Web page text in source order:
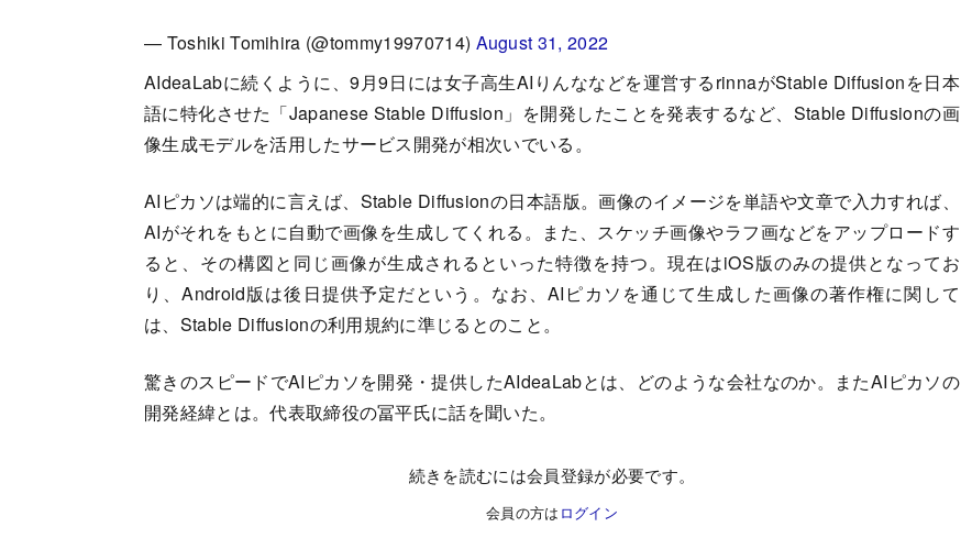
— Toshiki Tomihira (@tommy19970714) August 31, 2022
AIdeaLabに続くように、9月9日には女子高生AIりんななどを運営するrinnaがStable Diffusionを日本
語に特化させた「Japanese Stable Diffusion」を開発したことを発表するなど、Stable Diffusionの画
像生成モデルを活用したサービス開発が相次いでいる。
AIピカソは端的に言えば、Stable Diffusionの日本語版。画像のイメージを単語や文章で入力すれば、
AIがそれをもとに自動で画像を生成してくれる。また、スケッチ画像やラフ画などをアップロードす
ると、その構図と同じ画像が生成されるといった特徴を持つ。現在はiOS版のみの提供となってお
り、Android版は後日提供予定だという。なお、AIピカソを通じて生成した画像の著作権に関して
は、Stable Diffusionの利用規約に準じるとのこと。
驚きのスピードでAIピカソを開発・提供したAIdeaLabとは、どのような会社なのか。またAIピカソの
開発経緯とは。代表取締役の冨平氏に話を聞いた。
続きを読むには会員登録が必要です。
会員の方は ログイン